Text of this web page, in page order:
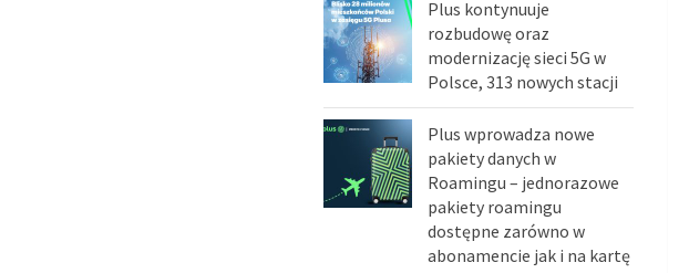
Plus kontynuuje
rozbudowę oraz
modernizację sieci 5G w
Polsce, 313 nowych stacji
Plus wprowadza nowe
pakiety danych w
Roamingu – jednorazowe
pakiety roamingu
dostępne zarówno w
abonamencie jak i na kartę